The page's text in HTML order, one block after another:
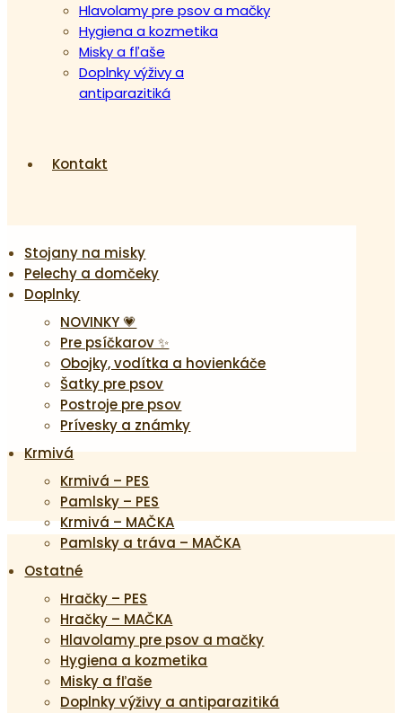
Hlavolamy pre psov a mačky
Hygiena a kozmetika
Misky a fľaše
Doplnky výživy a
antiparazitiká
Kontakt
Stojany na misky
Pelechy a domčeky
Doplnky
NOVINKY 💗
Pre psíčkarov ✨
Obojky, vodítka a hovienkáče
Šatky pre psov
Postroje pre psov
Prívesky a známky
Krmivá
Krmivá – PES
Pamlsky – PES
Krmivá – MAČKA
Pamlsky a tráva – MAČKA
Ostatné
Hračky – PES
Hračky – MAČKA
Hlavolamy pre psov a mačky
Hygiena a kozmetika
Misky a fľaše
Doplnky výživy a antiparazitiká